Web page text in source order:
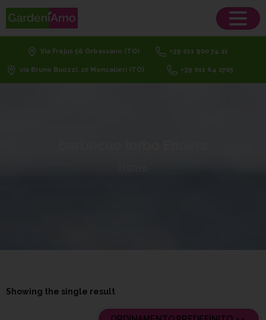
Via Frejus 56 Orbassano (TO) +39 011 900 74 21
via Bruno Buozzi, 20 Moncalieri (TO) +39 011 64 2705
Showing the single result